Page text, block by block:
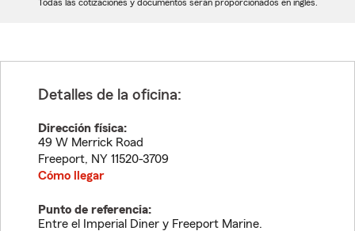
Todas las cotizaciones y documentos serán proporcionados en inglés.
Detalles de la oficina:
Dirección física:
49 W Merrick Road
Freeport, NY 11520-3709
Cómo llegar
Punto de referencia:
Entre el Imperial Diner y Freeport Marine.